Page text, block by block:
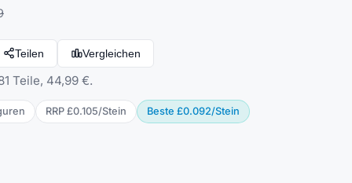
Teilen Vergleichen
Teile, 44,99 €.
en RRP £0.105/Stein Beste £0.092/Stein